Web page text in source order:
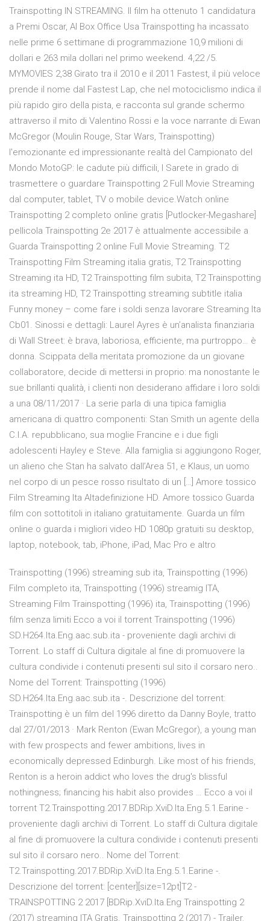
Trainspotting IN STREAMING. Il film ha ottenuto 1 candidatura
a Premi Oscar, Al Box Office Usa Trainspotting ha incassato
nelle prime 6 settimane di programmazione 10,9 milioni di
dollari e 263 mila dollari nel primo weekend. 4,22 /5.
MYMOVIES 2,38 Girato tra il 2010 e il 2011 Fastest, il più veloce
prende il nome dal Fastest Lap, che nel motociclismo indica il
più rapido giro della pista, e racconta sul grande schermo
attraverso il mito di Valentino Rossi e la voce narrante di Ewan
McGregor (Moulin Rouge, Star Wars, Trainspotting)
l'emozionante ed impressionante realtà del Campionato del
Mondo MotoGP: le cadute più difficili, l Sarete in grado di
trasmettere o guardare Trainspotting 2 Full Movie Streaming
dal computer, tablet, TV o mobile device.Watch online
Trainspotting 2 completo online gratis [Putlocker-Megashare]
pellicola Trainspotting 2e 2017 è attualmente accessibile a
Guarda Trainspotting 2 online Full Movie Streaming. T2
Trainspotting Film Streaming italia gratis, T2 Trainspotting
Streaming ita HD, T2 Trainspotting film subita, T2 Trainspotting
ita streaming HD, T2 Trainspotting streaming subtitle italia
Funny money – come fare i soldi senza lavorare Streaming Ita
Cb01. Sinossi e dettagli: Laurel Ayres è un’analista finanziaria
di Wall Street: è brava, laboriosa, efficiente, ma purtroppo… è
donna. Scippata della meritata promozione da un giovane
collaboratore, decide di mettersi in proprio: ma nonostante le
sue brillanti qualità, i clienti non desiderano affidare i loro soldi
a una 08/11/2017 · La serie parla di una tipica famiglia
americana di quattro componenti: Stan Smith un agente della
C.I.A. repubblicano, sua moglie Francine e i due figli
adolescenti Hayley e Steve. Alla famiglia si aggiungono Roger,
un alieno che Stan ha salvato dall’Area 51, e Klaus, un uomo
nel corpo di un pesce rosso risultato di un […] Amore tossico
Film Streaming Ita Altadefinizione HD. Amore tossico Guarda
film con sottotitoli in italiano gratuitamente. Guarda un film
online o guarda i migliori video HD 1080p gratuiti su desktop,
laptop, notebook, tab, iPhone, iPad, Mac Pro e altro
Trainspotting (1996) streaming sub ita, Trainspotting (1996)
Film completo ita, Trainspotting (1996) streamig ITA,
Streaming Film Trainspotting (1996) ita, Trainspotting (1996)
film senza limiti Ecco a voi il torrent Trainspotting (1996)
SD.H264.Ita.Eng.aac.sub.ita - proveniente dagli archivi di
Torrent. Lo staff di Cultura digitale al fine di promuovere la
cultura condivide i contenuti presenti sul sito il corsaro nero..
Nome del Torrent: Trainspotting (1996)
SD.H264.Ita.Eng.aac.sub.ita -. Descrizione del torrent:
Trainspotting è un film del 1996 diretto da Danny Boyle, tratto
dal 27/01/2013 · Mark Renton (Ewan McGregor), a young man
with few prospects and fewer ambitions, lives in
economically depressed Edinburgh. Like most of his friends,
Renton is a heroin addict who loves the drug's blissful
nothingness; financing his habit also provides … Ecco a voi il
torrent T2.Trainspotting.2017.BDRip.XviD.Ita.Eng.5.1.Earine -
proveniente dagli archivi di Torrent. Lo staff di Cultura digitale
al fine di promuovere la cultura condivide i contenuti presenti
sul sito il corsaro nero.. Nome del Torrent:
T2.Trainspotting.2017.BDRip.XviD.Ita.Eng.5.1.Earine -.
Descrizione del torrent: [center][size=12pt]T2 -
TRAINSPOTTING 2 2017 [BDRip.XviD.Ita.Eng Trainspotting 2
(2017) streaming ITA Gratis. Trainspotting 2 (2017) - Trailer.